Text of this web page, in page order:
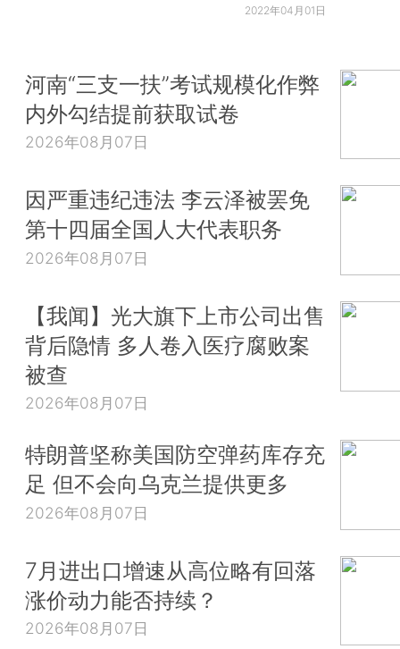
2022年04月01日
河南“三支一扶”考试规模化作弊
内外勾结提前获取试卷
2026年08月07日
因严重违纪违法 李云泽被罢免
第十四届全国人大代表职务
2026年08月07日
【我闻】光大旗下上市公司出售
背后隐情 多人卷入医疗腐败案
被查
2026年08月07日
特朗普坚称美国防空弹药库存充
足 但不会向乌克兰提供更多
2026年08月07日
7月进出口增速从高位略有回落
涨价动力能否持续？
2026年08月07日